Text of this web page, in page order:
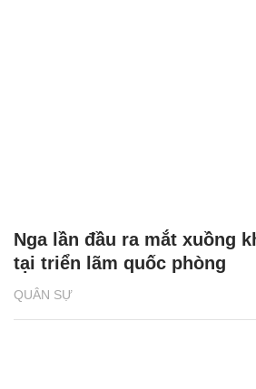
QUÂN SỰ
Nga lần đầu ra mắt xuồng
tại triển lãm quốc phòng